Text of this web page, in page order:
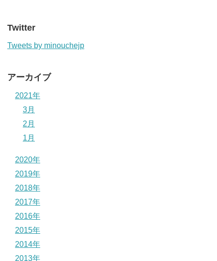
Twitter
Tweets by minouchejp
アーカイブ
2021年
3月
2月
1月
2020年
2019年
2018年
2017年
2016年
2015年
2014年
2013年